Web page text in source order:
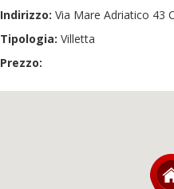
Indirizzo: Via Mare Adriatico 43
Tipologia: Villetta
Prezzo: